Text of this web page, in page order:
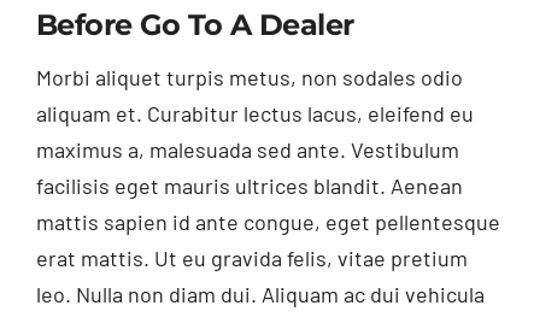
Before Go To A Dealer
Morbi aliquet turpis metus, non sodales odio
aliquam et. Curabitur lectus lacus, eleifend eu
maximus a, malesuada sed ante. Vestibulum
facilisis eget mauris ultrices blandit. Aenean
mattis sapien id ante congue, eget pellentesque
erat mattis. Ut eu gravida felis, vitae pretium
leo. Nulla non diam dui. Aliquam ac dui vehicula